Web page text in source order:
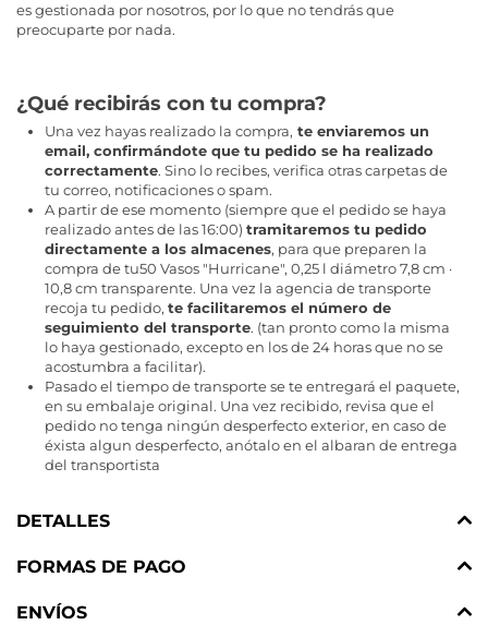
es gestionada por nosotros, por lo que no tendrás que
preocuparte por nada.
¿Qué recibirás con tu compra?
Una vez hayas realizado la compra, te enviaremos un
email, confirmándote que tu pedido se ha realizado
correctamente. Sino lo recibes, verifica otras carpetas de
tu correo, notificaciones o spam.
A partir de ese momento (siempre que el pedido se haya
realizado antes de las 16:00) tramitaremos tu pedido
directamente a los almacenes, para que preparen la
compra de tu50 Vasos "Hurricane", 0,25 l diámetro 7,8 cm ·
10,8 cm transparente. Una vez la agencia de transporte
recoja tu pedido, te facilitaremos el número de
seguimiento del transporte. (tan pronto como la misma
lo haya gestionado, excepto en los de 24 horas que no se
acostumbra a facilitar).
Pasado el tiempo de transporte se te entregará el paquete,
en su embalaje original. Una vez recibido, revisa que el
pedido no tenga ningún desperfecto exterior, en caso de
éxista algun desperfecto, anótalo en el albaran de entrega
del transportista
DETALLES
FORMAS DE PAGO
ENVÍOS